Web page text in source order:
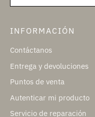
INFORMACIÓN
Contáctanos
Entrega y devoluciones
Puntos de venta
Autenticar mi producto
Servicio de reparación